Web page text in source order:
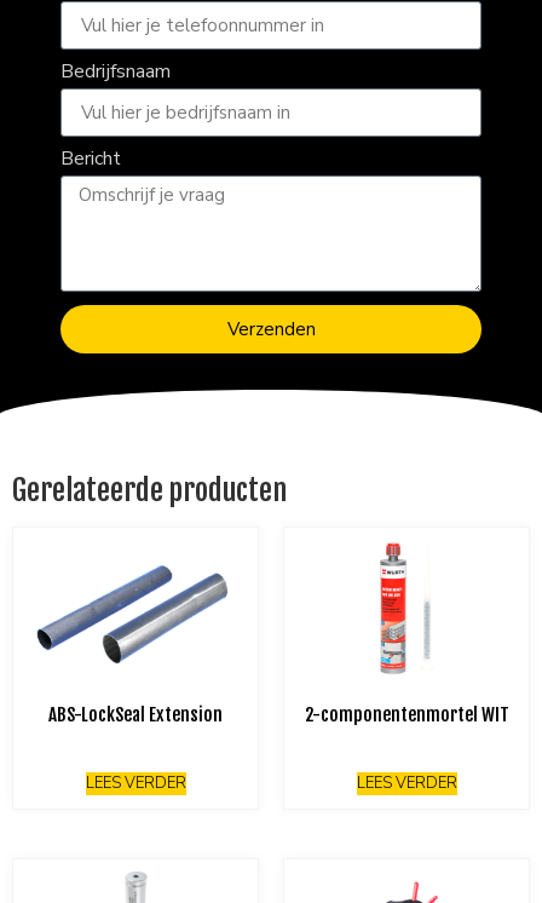
Bedrijfsnaam
Bericht
Verzenden
Gerelateerde producten
ABS-LockSeal Extension
LEES VERDER
2-componentenmortel WIT
LEES VERDER